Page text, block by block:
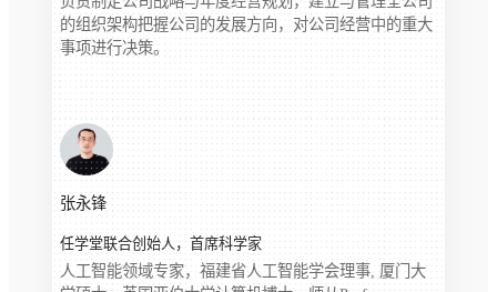
的组织架构把握公司的发展方向，对公司经营中的重大
事项进行决策。
张永锋
任学堂联合创始人，首席科学家
人工智能领域专家，福建省人工智能学会理事, 厦门大